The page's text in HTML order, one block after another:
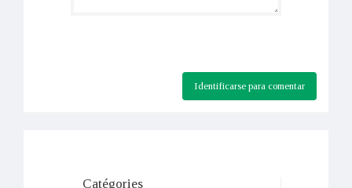
Identificarse para comentar
Catégories